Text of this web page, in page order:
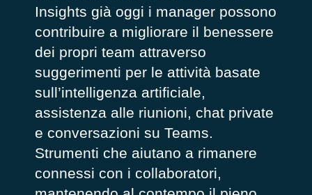
Insights già oggi i manager possono
contribuire a migliorare il benessere
dei propri team attraverso
suggerimenti per le attività basate
sull’intelligenza artificiale,
assistenza alle riunioni, chat private
e conversazioni su Teams.
Strumenti che aiutano a rimanere
connessi con i collaboratori,